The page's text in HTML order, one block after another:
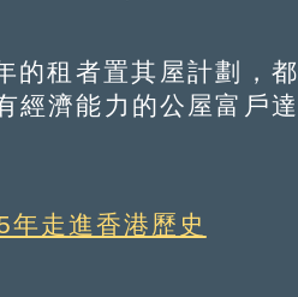
租者置其屋計劃，都
經濟能力的公屋富戶達
走進香港歷史